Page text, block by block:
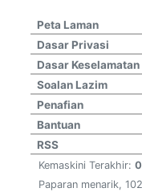
Peta Laman
Dasar Privasi
Dasar Keselamatan
Soalan Lazim
Penafian
Bantuan
RSS
Kemaskini Terakhir:
Paparan menarik,